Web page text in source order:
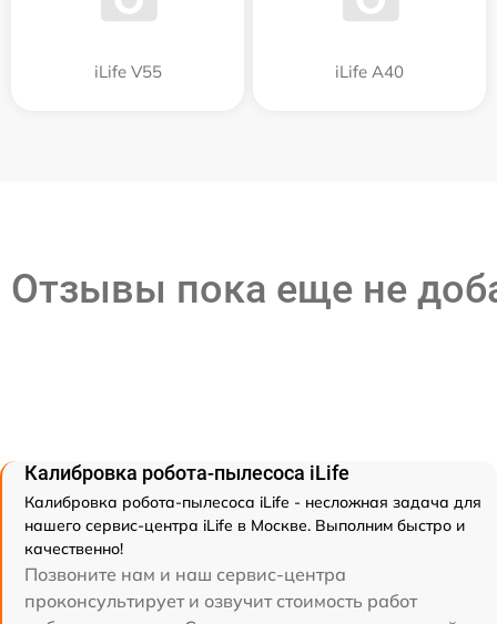
iLife V55 iLife A40
Отзывы пока еще не
Калибровка робота-пылесоса iLife
Калибровка робота-пылесоса iLife - несложная задача для
нашего сервис-центра iLife в Москве. Выполним быстро и
качественно!
Позвоните нам и наш сервис-центра
проконсультирует и озвучит стоимость работ